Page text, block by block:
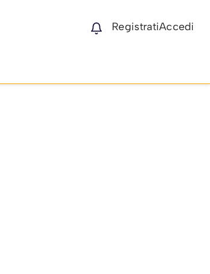
RegistratiAccedi